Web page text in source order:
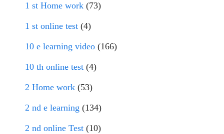
1 st Home work (73)
1 st online test (4)
10 e learning video (166)
10 th online test (4)
2 Home work (53)
2 nd e learning (134)
2 nd online Test (10)